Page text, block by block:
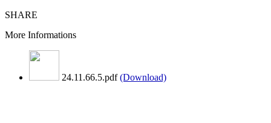
SHARE
More Informations
24.11.66.5.pdf (Download)